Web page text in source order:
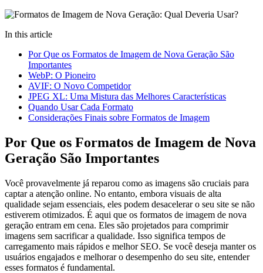
In this article
Por Que os Formatos de Imagem de Nova Geração São
Importantes
WebP: O Pioneiro
AVIF: O Novo Competidor
JPEG XL: Uma Mistura das Melhores Características
Quando Usar Cada Formato
Considerações Finais sobre Formatos de Imagem
Por Que os Formatos de Imagem de Nova
Geração São Importantes
Você provavelmente já reparou como as imagens são cruciais para
captar a atenção online. No entanto, embora visuais de alta
qualidade sejam essenciais, eles podem desacelerar o seu site se não
estiverem otimizados. É aqui que os formatos de imagem de nova
geração entram em cena. Eles são projetados para comprimir
imagens sem sacrificar a qualidade. Isso significa tempos de
carregamento mais rápidos e melhor SEO. Se você deseja manter os
usuários engajados e melhorar o desempenho do seu site, entender
esses formatos é fundamental.